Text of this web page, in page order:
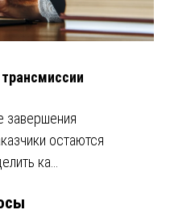
завершения
остаются
ка…